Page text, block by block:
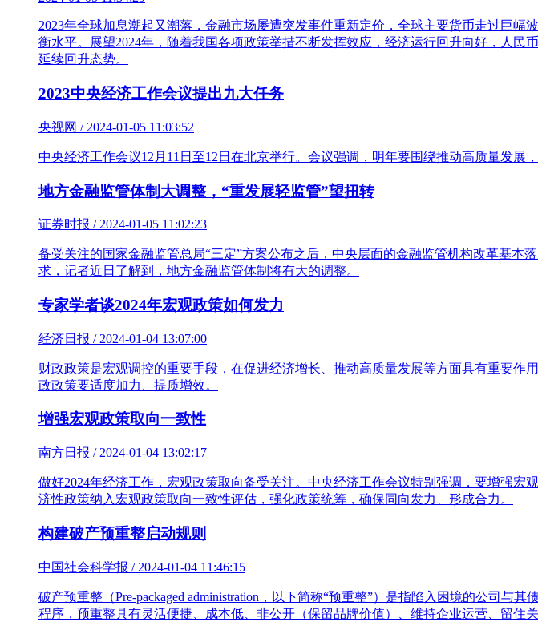
2023年全球加息潮起又潮落，金融市场屡遭突发事件重新定价，全球主要货币走过巨
衡水平。展望2024年，随着我国各项政策举措不断发挥效应，经济运行回升向好，人
延续回升态势。
2023中央经济工作会议提出九大任务
央视网 / 2024-01-05 11:03:52
中央经济工作会议12月11日至12日在北京举行。会议强调，明年要围绕推动高质量发展
地方金融监管体制大调整，“重发展轻监管”望扭转
证券时报 / 2024-01-05 11:02:23
备受关注的国家金融监管总局“三定”方案公布之后，中央层面的金融监管机构改革基本
求，记者近日了解到，地方金融监管体制将有大的调整。
专家学者谈2024年宏观政策如何发力
经济日报 / 2024-01-04 13:07:00
财政政策是宏观调控的重要手段，在促进经济增长、推动高质量发展等方面具有重要
政政策要适度加力、提质增效。
增强宏观政策取向一致性
南方日报 / 2024-01-04 13:02:17
做好2024年经济工作，宏观政策取向备受关注。中央经济工作会议特别强调，要增强
济性政策纳入宏观政策取向一致性评估，强化政策统筹，确保同向发力、形成合力。
构建破产预重整启动规则
中国社会科学报 / 2024-01-04 11:46:15
破产预重整（Pre-packaged administration，以下简称“预重整”）是指陷入困境的公司
程序，预重整具有灵活便捷、成本低、非公开（保留品牌价值）、维持企业运营、留住关